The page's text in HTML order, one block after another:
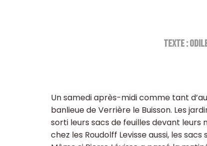
Texte :
Un samedi après-midi comme tant
banlieue de Verrière le Buisson. Les
sorti leurs sacs de feuilles devant leurs
chez les Roudolff Levisse aussi, les sacs